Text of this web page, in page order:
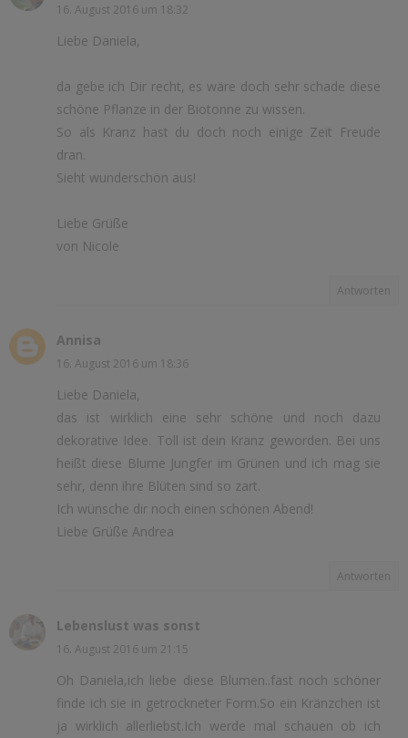
16. August 2016 um 18:32
Liebe Daniela,
da gebe ich Dir recht, es wäre doch sehr schade diese
schöne Pflanze in der Biotonne zu wissen.
So als Kranz hast du doch noch einige Zeit Freude
dran.
Sieht wunderschön aus!
Liebe Grüße
von Nicole
Antworten
Annisa
16. August 2016 um 18:36
Liebe Daniela,
das ist wirklich eine sehr schöne und noch dazu
dekorative Idee. Toll ist dein Kranz geworden. Bei uns
heißt diese Blume Jungfer im Grünen und ich mag sie
sehr, denn ihre Blüten sind so zart.
Ich wünsche dir noch einen schönen Abend!
Liebe Grüße Andrea
Antworten
Lebenslust was sonst
16. August 2016 um 21:15
Oh Daniela,ich liebe diese Blumen..fast noch schöner
finde ich sie in getrockneter Form.So ein Kränzchen ist
ja wirklich allerliebst.Ich werde mal schauen ob ich